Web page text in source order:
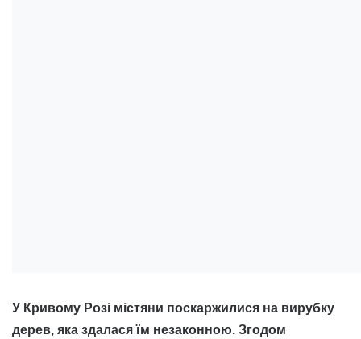
У Кривому Розі містяни поскаржилися на вирубку
дерев, яка здалася їм незаконною. Згодом